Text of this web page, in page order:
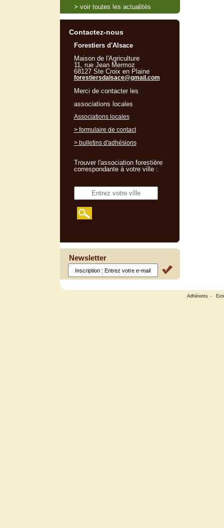
> voir toutes les actualités
Contactez-nous
Forestiers d'Alsace
Maison de l'Agriculture
11, rue Jean Mermoz
68127 Ste Croix en Plaine
forestiersdalsace@gmail.com
Merci de contacter les
associations locales
Associations locales
> formulaire de contact
> bulletins d'adhésions
Trouver l'association forestière
correspondante à votre ville :
Newsletter
Adhérents -